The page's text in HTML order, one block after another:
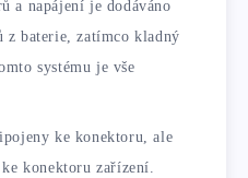
a napájení je dodáváno
z baterie, zatímco kladný
systému je vše
ke konektoru, ale
konektoru zařízení.